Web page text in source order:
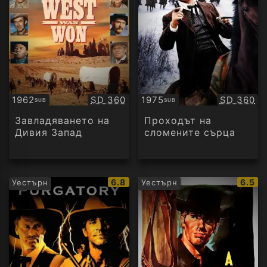
1962SUB
Субтитри Качество:
SD 360
Завладяването на
Дивия Запад
1975SUB
Субтитри SD 360
Проходът на
сломените сърца
Уестърн
IMDb
рейтинг:
6.8 Уестърн
IMDb
6.5